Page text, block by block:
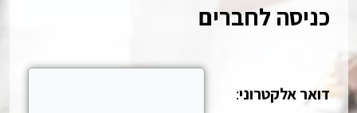
כניסה לחברים
דואר אלקטרוני: